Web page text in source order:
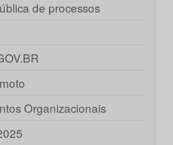
de processos
Organizacionais